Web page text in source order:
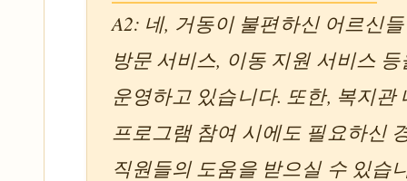
A2: 네, 거동이 불편하신 어르신
방문 서비스, 이동 지원 서비스 등
운영하고 있습니다. 또한, 복지관
프로그램 참여 시에도 필요하신
직원들의 도움을 받으실 수 있습